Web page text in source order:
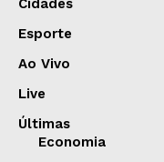
Esporte
Ao Vivo
Live
Últimas
Economia